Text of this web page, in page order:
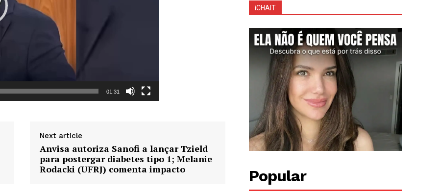
Contato
Transparência Editorial
Política de Privacidade e Cookies
01:31
Next article
Anvisa autoriza Sanofi a lançar Tzield
para postergar diabetes tipo 1; Melanie
Rodacki (UFRJ) comenta impacto
iCHAIT
Popular